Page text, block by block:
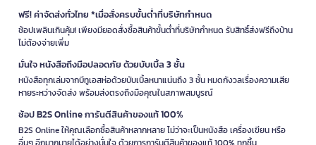
ฟรี! ค่าจัดส่งทั่วไทย *เมื่อสั่งครบขั้นต่ำที่บริษัทกำหนด
ช้อปเพลินเกินคุ้ม! เพียงมียอดสั่งซื้อสินค้าขั้นต่ำที่บริษัทกำหนด รับสิทธิ์ส่งฟรีถึงบ้าน
ไม่ต้องจ่ายเพิ่ม
มั่นใจ หนังสือถึงมือปลอดภัย ด้วยบับเบิ้ล 3 ชั้น
หนังสือทุกเล่มจากบีทูเอสห่อด้วยบับเบิ้ลหนาแน่นถึง 3 ชั้น หมดกังวลเรื่องความเสีย
หายระหว่างจัดส่ง พร้อมส่งตรงถึงมือคุณในสภาพสมบูรณ์
ช้อป B2S Online การันตีสินค้าของแท้ 100%
B2S Online ให้คุณเลือกซื้อสินค้าหลากหลาย ไม่ว่าจะเป็นหนังสือ เครื่องเขียน หรือ